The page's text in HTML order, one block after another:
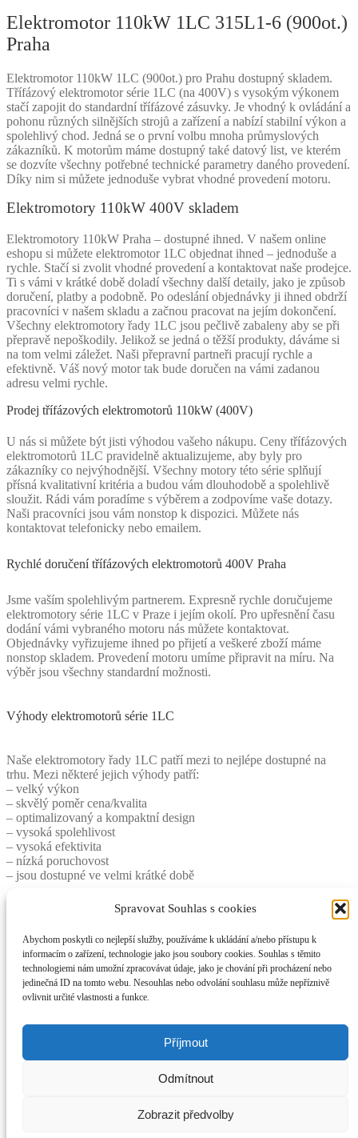
Spravovat Souhlas s cookies
Abychom poskytli co nejlepší služby, používáme k ukládání a/nebo přístupu k
informacím o zařízení, technologie jako jsou soubory cookies. Souhlas s těmito
technologiemi nám umožní zpracovávat údaje, jako je chování při procházení nebo
jedinečná ID na tomto webu. Nesouhlas nebo odvolání souhlasu může nepříznivě
ovlivnit určité vlastnosti a funkce.
Příjmout
Odmítnout
Zobrazit předvolby
Elektromotor 110kW 1LC 315L1-6 (900ot.)
Praha
Elektromotor 110kW 1LC (900ot.) pro Prahu dostupný skladem.
Třífázový elektromotor série 1LC (na 400V) s vysokým výkonem
stačí zapojit do standardní třífázové zásuvky. Je vhodný k ovládání a
pohonu různých silnějších strojů a zařízení a nabízí stabilní výkon a
spolehlivý chod. Jedná se o první volbu mnoha průmyslových
zákazníků. K motorům máme dostupný také datový list, ve kterém
se dozvíte všechny potřebné technické parametry daného provedení.
Díky nim si můžete jednoduše vybrat vhodné provedení motoru.
Elektromotory 110kW 400V skladem
Elektromotory 110kW Praha – dostupné ihned. V našem online
eshopu si můžete elektromotor 1LC objednat ihned – jednoduše a
rychle. Stačí si zvolit vhodné provedení a kontaktovat naše prodejce.
Ti s vámi v krátké době doladí všechny další detaily, jako je způsob
doručení, platby a podobně. Po odeslání objednávky ji ihned obdrží
pracovníci v našem skladu a začnou pracovat na jejím dokončení.
Všechny elektromotory řady 1LC jsou pečlivě zabaleny aby se při
přepravě nepoškodily. Jelikož se jedná o těžší produkty, dáváme si
na tom velmi záležet. Naši přepravní partneři pracují rychle a
efektivně. Váš nový motor tak bude doručen na vámi zadanou
adresu velmi rychle.
Prodej třífázových elektromotorů 110kW (400V)
U nás si můžete být jisti výhodou vašeho nákupu. Ceny třífázových
elektromotorů 1LC pravidelně aktualizujeme, aby byly pro
zákazníky co nejvýhodnější. Všechny motory této série splňují
přísná kvalitativní kritéria a budou vám dlouhodobě a spolehlivě
sloužit. Rádi vám poradíme s výběrem a zodpovíme vaše dotazy.
Naši pracovníci jsou vám nonstop k dispozici. Můžete nás
kontaktovat telefonicky nebo emailem.
Rychlé doručení třífázových elektromotorů 400V Praha
Jsme vaším spolehlivým partnerem. Expresně rychle doručujeme
elektromotory série 1LC v Praze i jejím okolí. Pro upřesnění času
dodání vámi vybraného motoru nás můžete kontaktovat.
Objednávky vyřizujeme ihned po přijetí a veškeré zboží máme
nonstop skladem. Provedení motoru umíme připravit na míru. Na
výběr jsou všechny standardní možnosti.
Výhody elektromotorů série 1LC
Naše elektromotory řady 1LC patří mezi to nejlépe dostupné na
trhu. Mezi některé jejich výhody patří:
– velký výkon
– skvělý poměr cena/kvalita
– optimalizovaný a kompaktní design
– vysoká spolehlivost
– vysoká efektivita
– nízká poruchovost
– jsou dostupné ve velmi krátké době
Rozměry